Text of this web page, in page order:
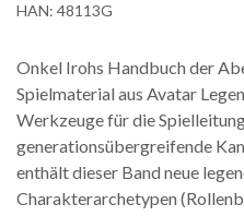
HAN: 48113G
Onkel Irohs Handbuch der
Spielmaterial aus Avatar
Werkzeuge für die
generationsübergreifende
enthält dieser Band neue
Charakterarchetypen